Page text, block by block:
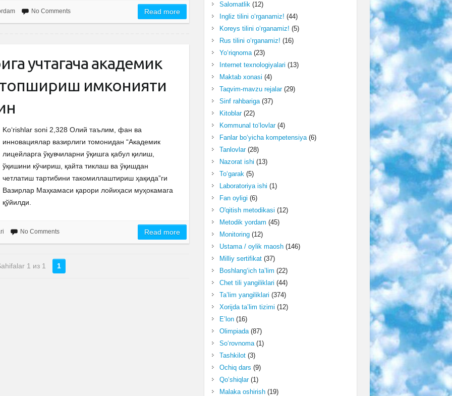
No Comments Read more
учтагача академик
имконияти
Ko‘rishlar soni 2,328 Олий таълим, фан ва
инновациялар вазирлиги томонидан “Академик
лицейларга ўқувчиларни ўқишга қабул қилиш,
ўқишини кўчириш, қайта тиклаш ва ўқишдан
четлатиш тартибини такомиллаштириш ҳақида”ги
Вазирлар Маҳкамаси қарори лойиҳаси муҳокамага
қўйилди.
No Comments Read more
1 из 1 1
Salomatlik(12)
Ingliz tilini o‘rganamiz! (44)
Koreys tilini o‘rganamiz! (5)
Rus tilini o‘rganamiz! (16)
Yo‘riqnoma(23)
Internet texnologiyalari (13)
Maktab xonasi (4)
Taqvim-mavzu rejalar(29)
Sinf rahbariga(37)
Kitoblar(22)
Kommunal to‘lovlar(4)
Fanlar bo‘yicha kompetensiya(6)
Tanlovlar(28)
Nazorat ishi (13)
To‘garak(5)
Laboratoriya ishi (1)
Fan oyligi (6)
O'qitish metodikasi (12)
Metodik yordam (45)
Monitoring(12)
Ustama / oylik maosh(146)
Milliy sertifikat(37)
Boshlang‘ich ta’lim (22)
Chet tili yangiliklari (44)
Ta’lim yangiliklari (374)
Xorijda ta’lim tizimi (12)
E’lon(16)
Olimpiada(87)
So‘rovnoma(1)
Tashkilot(3)
Ochiq dars (9)
Qo‘shiqlar(1)
Malaka oshirish(19)